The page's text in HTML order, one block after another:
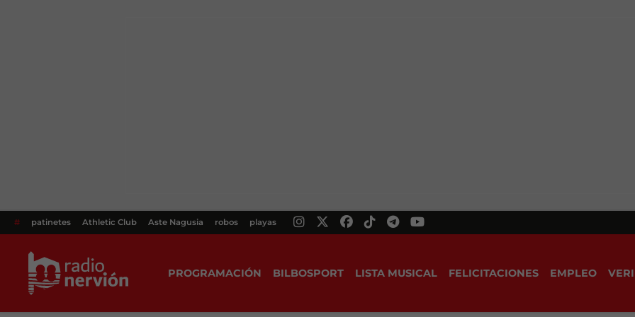
# patinetes Athletic Club Aste Nagusia robos playas
PROGRAMACIÓN BILBOSPORT LISTA MUSICAL FELICITACIONES EMPLEO